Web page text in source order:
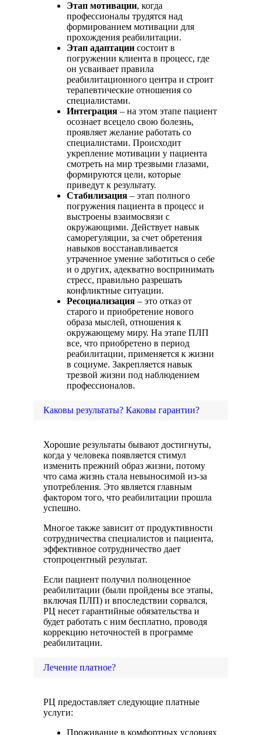
Этап мотивации, когда
профессионалы трудятся над
формированием мотивации для
прохождения реабилитации.
Этап адаптации состоит в
погружении клиента в процесс, где
он усваивает правила
реабилитационного центра и строит
терапевтические отношения со
специалистами.
Интеграция – на этом этапе пациент
осознает всецело свою болезнь,
проявляет желание работать со
специалистами. Происходит
укрепление мотивации у пациента
смотреть на мир трезвыми глазами,
формируются цели, которые
приведут к результату.
Стабилизация – этап полного
погружения пациента в процесс и
выстроены взаимосвязи с
окружающими. Действует навык
саморегуляции, за счет обретения
навыков восстанавливается
утраченное умение заботиться о себе
и о других, адекватно воспринимать
стресс, правильно разрешать
конфликтные ситуации.
Ресоциализация – это отказ от
старого и приобретение нового
образа мыслей, отношения к
окружающему миру. На этапе ПЛП
все, что приобретено в период
реабилитации, применяется к жизни
в социуме. Закрепляется навык
трезвой жизни под наблюдением
профессионалов.
Каковы результаты? Каковы гарантии?
Хорошие результаты бывают достигнуты,
когда у человека появляется стимул
изменить прежний образ жизни, потому
что сама жизнь стала невыносимой из-за
употребления. Это является главным
фактором того, что реабилитации прошла
успешно.
Многое также зависит от продуктивности
сотрудничества специалистов и пациента,
эффективное сотрудничество дает
стопроцентный результат.
Если пациент получил полноценное
реабилитации (были пройдены все этапы,
включая ПЛП) и впоследствии сорвался,
РЦ несет гарантийные обязательства и
будет работать с ним бесплатно, проводя
коррекцию неточностей в программе
реабилитации.
Лечение платное?
РЦ предоставляет следующие платные
услуги:
Проживание в комфортных условиях